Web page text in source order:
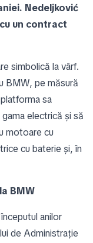
Nedeljković
un contract
simbolică la vârf.
BMW, pe măsură
sa
electrică și să
motoare cu
cu baterie și, în
BMW
anilor
de Administrație